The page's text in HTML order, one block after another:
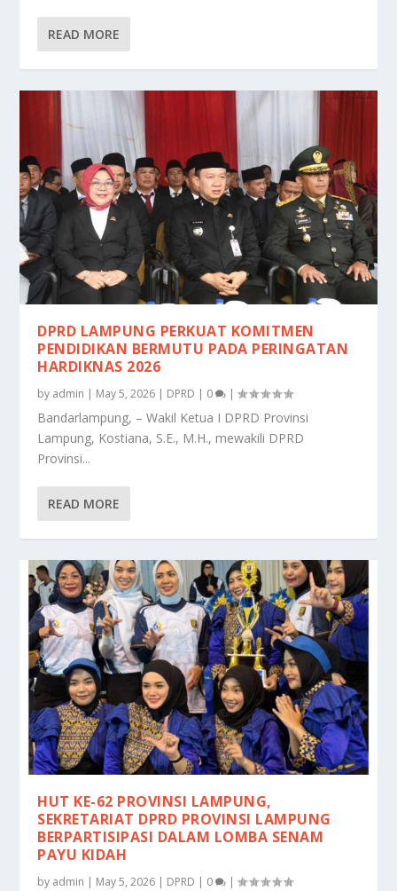
READ MORE
DPRD LAMPUNG PERKUAT KOMITMEN
PENDIDIKAN BERMUTU PADA PERINGATAN
HARDIKNAS 2026
by admin | May 5, 2026 | DPRD | 0 |
Bandarlampung, – Wakil Ketua I DPRD Provinsi
Lampung, Kostiana, S.E., M.H., mewakili DPRD
Provinsi...
READ MORE
HUT KE-62 PROVINSI LAMPUNG,
SEKRETARIAT DPRD PROVINSI LAMPUNG
BERPARTISIPASI DALAM LOMBA SENAM
PAYU KIDAH
by admin | May 5, 2026 | DPRD | 0 |